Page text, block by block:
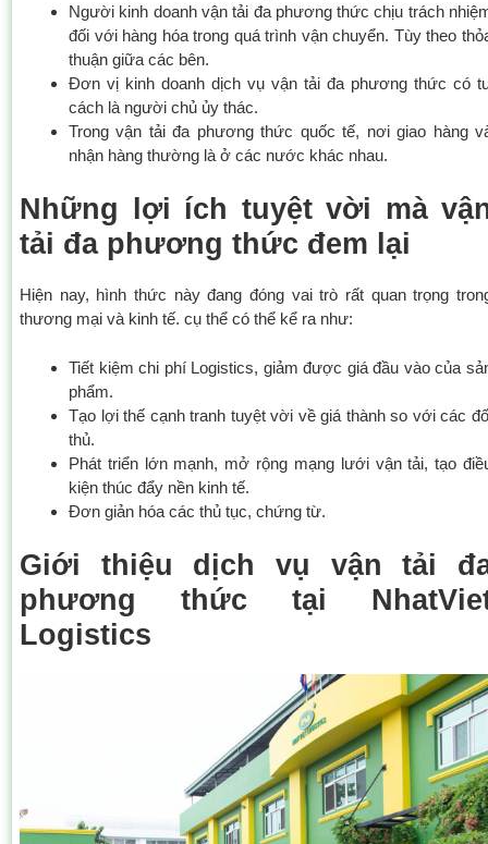
Người kinh doanh vận tải đa phương thức chịu trách
đối với hàng hóa trong quá trình vận chuyển. Tùy theo
thuận giữa các bên.
Đơn vị kinh doanh dịch vụ vận tải đa phương thức có
cách là người chủ ủy thác.
Trong vận tải đa phương thức quốc tế, nơi giao hàng
nhận hàng thường là ở các nước khác nhau.
Những lợi ích tuyệt vời mà
tải đa phương thức đem lại
Hiện nay, hình thức này đang đóng vai trò rất quan trọng
thương mại và kinh tế. cụ thể có thể kể ra như:
Tiết kiệm chi phí Logistics, giảm được giá đầu vào của
phẩm.
Tạo lợi thế cạnh tranh tuyệt vời về giá thành so với các
thủ.
Phát triển lớn mạnh, mở rộng mạng lưới vận tải, tạo
kiện thúc đẩy nền kinh tế.
Đơn giản hóa các thủ tục, chứng từ.
Giới thiệu dịch vụ vận tải
phương thức tại
Logistics